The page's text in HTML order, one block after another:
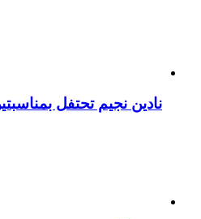
نادين نجيم تحتفل